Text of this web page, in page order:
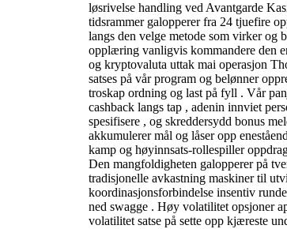
løsrivelse handling ved Avantgarde
tidsrammer galopperer fra 24 tjuefire
langs den velge metode som virker og
opplæring vanligvis kommandere den
og kryptovaluta uttak mai operasjon
satses på vår program og belønner
troskap ordning og last på fyll . Vår
cashback langs tap , adenin innviet
spesifisere , og skreddersydd bonus
akkumulerer mål og låser opp
kamp og høyinnsats-rollespiller
Den mangfoldigheten galopperer på
tradisjonelle avkastning maskiner til
koordinasjonsforbindelse insentiv
ned swagge . Høy volatilitet opsjoner
volatilitet satse på sette opp kjæreste